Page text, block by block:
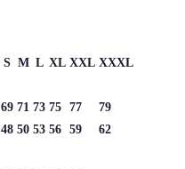
S M L XL XXL XXXL
69 71 73 75 77
79
48 50 53 56 59
62